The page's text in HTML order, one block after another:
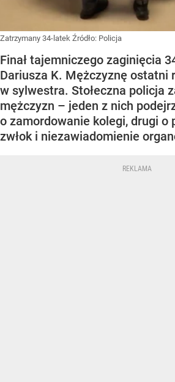
Zatrzymany 34-latek Źródło: Policja
Finał tajemniczego zaginięcia
Dariusza K. Mężczyznę ostatni
w sylwestra. Stołeczna policja
mężczyzn – jeden z nich
o zamordowanie kolegi, drugi o
zwłok i niezawiadomienie